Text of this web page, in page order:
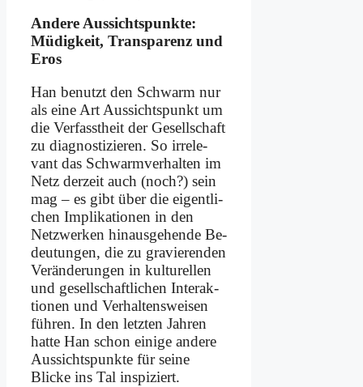
An­de­re Aus­sichts­punk­te:
Mü­dig­keit, Trans­pa­renz und
Eros
Han be­nutzt den Schwarm nur
als ei­ne Art Aus­sichts­punkt um
die Ver­fasst­heit der Ge­sell­schaft
zu dia­gno­sti­zie­ren. So ir­rele­
vant das Schwarm­ver­hal­ten im
Netz der­zeit auch (noch?) sein
mag – es gibt über die ei­gent­li­
chen Im­pli­ka­tio­nen in den
Netz­wer­ken hin­aus­ge­hen­de Be­
deu­tun­gen, die zu gra­vie­ren­den
Ver­än­de­run­gen in kul­tu­rel­len
und ge­sell­schaft­li­chen In­ter­ak­
tio­nen und Ver­hal­tens­wei­sen
füh­ren. In den letz­ten Jah­ren
hat­te Han schon ei­ni­ge an­de­re
Aus­sichts­punk­te für sei­ne
Blicke ins Tal in­spi­ziert.